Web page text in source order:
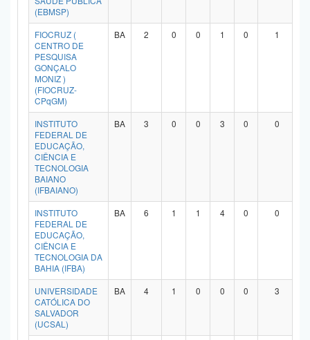
(EBMSP)
FIOCRUZ (
CENTRO DE
PESQUISA
GONÇALO
MONIZ )
(FIOCRUZ-
CPqGM)
BA 2 0 0 1 0 1
INSTITUTO
FEDERAL DE
EDUCAÇÃO,
CIÊNCIA E
TECNOLOGIA
BAIANO
(IFBAIANO)
BA 3 0 0 3 0 0
INSTITUTO
FEDERAL DE
EDUCAÇÃO,
CIÊNCIA E
TECNOLOGIA DA
BAHIA (IFBA)
BA 6 1 1 4 0 0
UNIVERSIDADE
CATÓLICA DO
SALVADOR
(UCSAL)
BA 4 1 0 0 0 3